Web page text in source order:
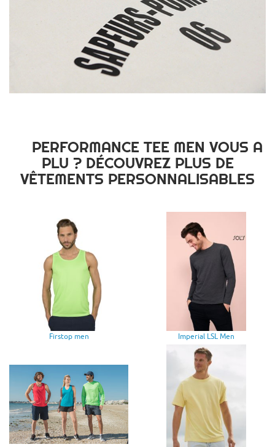
PERFORMANCE TEE MEN VOUS A
PLU ? DÉCOUVREZ PLUS DE
VÊTEMENTS PERSONNALISABLES
Firstop men Imperial LSL Men